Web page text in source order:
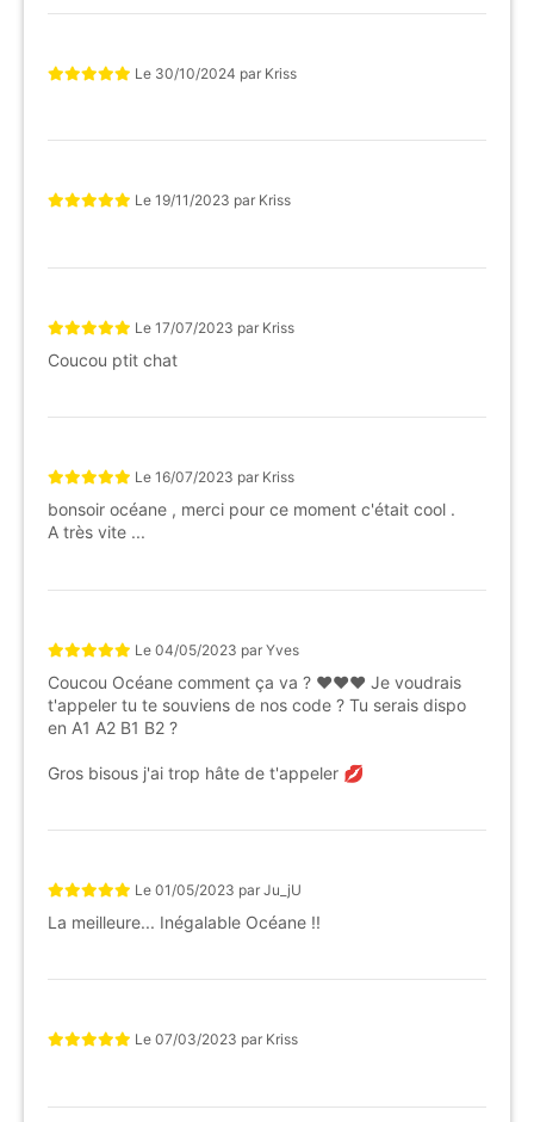
Le 30/10/2024 par Kriss
Le 19/11/2023 par Kriss
Le 17/07/2023 par Kriss
Coucou ptit chat
Le 16/07/2023 par Kriss
bonsoir océane , merci pour ce moment c'était cool .
A très vite ...
Le 04/05/2023 par Yves
Coucou Océane comment ça va ? ❤️❤️❤️ Je voudrais
t'appeler tu te souviens de nos code ? Tu serais dispo
en A1 A2 B1 B2 ?
Gros bisous j'ai trop hâte de t'appeler 💋
Le 01/05/2023 par Ju_jU
La meilleure... Inégalable Océane !!
Le 07/03/2023 par Kriss